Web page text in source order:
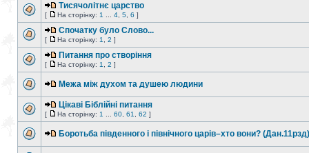
Тисячолітнє царство
[ На сторінку: 1 4 5 6 ]
Спочатку було Слово...
[ На сторінку: 1 2 ]
Питання про створіння
[ На сторінку: 1 2 ]
Межа між духом та душею людини
Цікаві Біблійні питання
[ На сторінку: 1 60 61 62 ]
Боротьба південного і північного царів–хто вони? (Дан.11рзд)